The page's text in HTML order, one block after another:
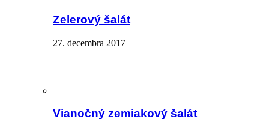
Zelerový šalát
27. decembra 2017
Vianočný zemiakový šalát